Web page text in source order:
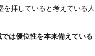
拝していると考えている人
は優位性を本来備えている